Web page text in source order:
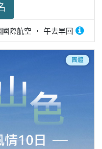
國際航空 午去早回
團體